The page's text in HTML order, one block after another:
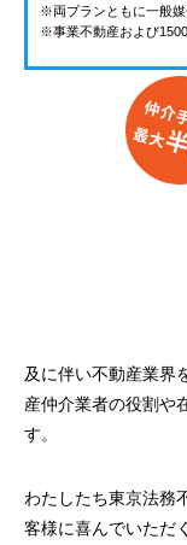
※両プランともに一般媒
※事業不動産および
及に伴い不動産業界
産仲介業者の役割や
す。
わたしたち東京法務
客様に喜んでいただ